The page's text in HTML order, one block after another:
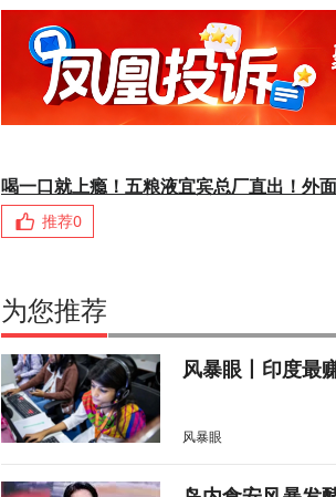
喝一口就上瘾！五粮液宜宾总厂直出！外
推荐0
为您推荐
风暴眼丨印度最
风暴眼